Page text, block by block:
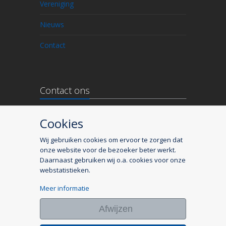
Vereniging
Nieuws
Contact
Contact ons
Rooseveltstraat 16
2321 BM LEIDEN
T 06-20478865
Cookies
Wij gebruiken cookies om ervoor te zorgen dat
onze website voor de bezoeker beter werkt.
Daarnaast gebruiken wij o.a. cookies voor onze
webstatistieken.
Meer informatie
Afwijzen